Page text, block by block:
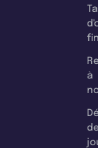
à